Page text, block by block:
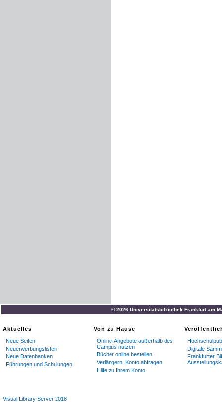
© 2026 Universitätsbibliothek Frankfurt am
Aktuelles
Neue Seiten
Neuerwerbungslisten
Neue Datenbanken
Führungen und Schulungen
Von zu Hause
Online-Angebote außerhalb des
Campus nutzen
Bücher online bestellen
Verlängern, Konto abfragen
Hilfe zu Ihrem Konto
Digitale
Frankfurter
Visual Library Server 2018